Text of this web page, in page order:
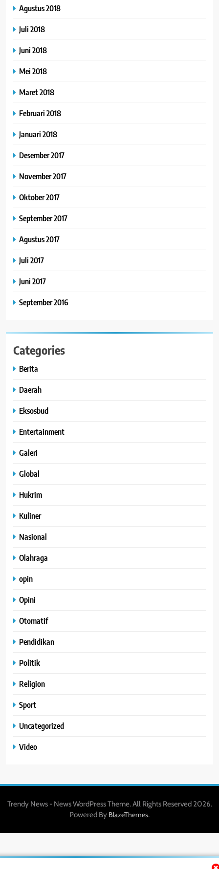
Agustus 2018
Juli 2018
Juni 2018
Mei 2018
Maret 2018
Februari 2018
Januari 2018
Desember 2017
November 2017
Oktober 2017
September 2017
Agustus 2017
Juli 2017
Juni 2017
September 2016
Categories
Berita
Daerah
Eksosbud
Entertainment
Galeri
Global
Hukrim
Kuliner
Nasional
Olahraga
opin
Opini
Otomatif
Pendidikan
Politik
Religion
Sport
Uncategorized
Video
Trendy News - News WordPress Theme. All Rights Reserved 2026.
Powered By BlazeThemes.